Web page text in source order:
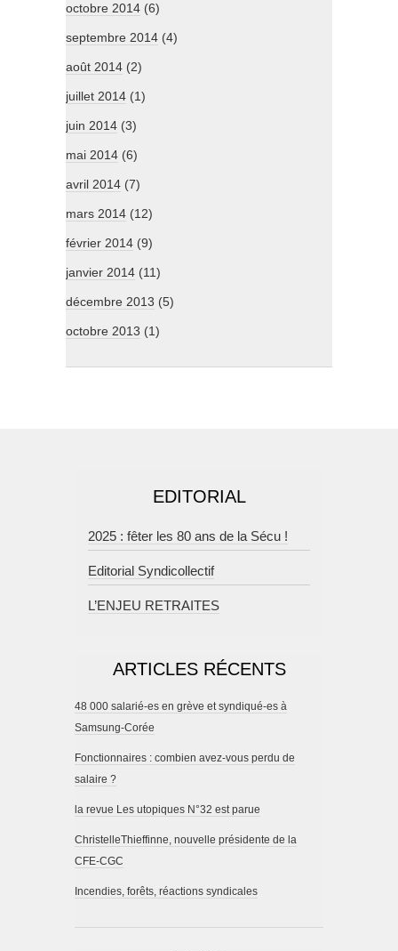
octobre 2014 (6)
septembre 2014 (4)
août 2014 (2)
juillet 2014 (1)
juin 2014 (3)
mai 2014 (6)
avril 2014 (7)
mars 2014 (12)
février 2014 (9)
janvier 2014 (11)
décembre 2013 (5)
octobre 2013 (1)
EDITORIAL
2025 : fêter les 80 ans de la Sécu !
Editorial Syndicollectif
L’ENJEU RETRAITES
ARTICLES RÉCENTS
48 000 salarié-es en grève et syndiqué-es à
Samsung-Corée
Fonctionnaires : combien avez-vous perdu de
salaire ?
la revue Les utopiques N°32 est parue
ChristelleThieffinne, nouvelle présidente de la
CFE-CGC
Incendies, forêts, réactions syndicales